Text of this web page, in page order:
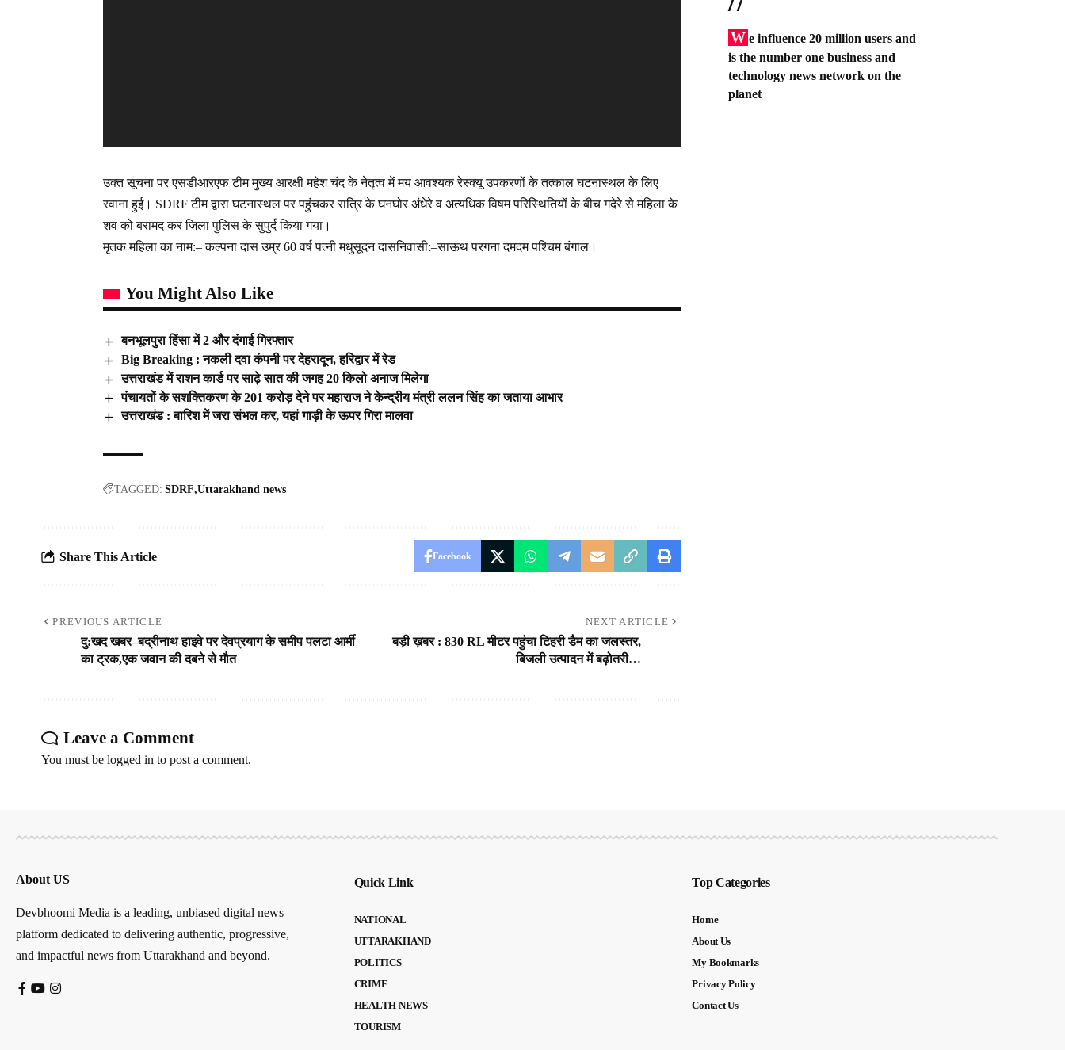
उक्त सूचना पर एसडीआरएफ टीम मुख्य आरक्षी महेश चंद के नेतृत्व में मय आवश्यक रेस्क्यू उपकरणों के तत्काल घटनास्थल के लिए
रवाना हुई। SDRF टीम द्वारा घटनास्थल पर पहुंचकर रात्रि के घनघोर अंधेरे व अत्यधिक विषम परिस्थितियों के बीच गदेरे से महिला के
शव को बरामद कर जिला पुलिस के सुपुर्द किया गया।
मृतक महिला का नाम:– कल्पना दास उम्र 60 वर्ष पत्नी मधुसूदन दासनिवासी:–साऊथ परगना दमदम पश्चिम बंगाल।
You Might Also Like
बनभूलपुरा हिंसा में 2 और दंगाई गिरफ्तार
Big Breaking : नकली दवा कंपनी पर देहरादून, हरिद्वार में रेड
उत्तराखंड में राशन कार्ड पर साढ़े सात की जगह 20 किलो अनाज मिलेगा
पंचायतों के सशक्तिकरण के 201 करोड़ देने पर महाराज ने केन्द्रीय मंत्री ललन सिंह का जताया आभार
उत्तराखंड : बारिश में जरा संभल कर, यहां गाड़ी के ऊपर गिरा मालवा
TAGGED: SDRF Uttarakhand news
Share This Article Facebook
PREVIOUS ARTICLE
दु:खद खबर–बद्रीनाथ हाइवे पर देवप्रयाग के समीप पलटा आर्मी
का ट्रक,एक जवान की दबने से मौत
NEXT ARTICLE
बड़ी ख़बर : 830 RL मीटर पहुंचा टिहरी डैम का जलस्तर,
बिजली उत्पादन में बढ़ोतरी…
Leave a Comment
You must be logged in to post a comment.
W e influence 20 million users and
is the number one business and
technology news network on the
planet
About US
Devbhoomi Media is a leading, unbiased digital news
platform dedicated to delivering authentic, progressive,
and impactful news from Uttarakhand and beyond.
Quick Link
NATIONAL
UTTARAKHAND
POLITICS
CRIME
HEALTH NEWS
TOURISM
Top Categories
Home
About Us
My Bookmarks
Privacy Policy
Contact Us